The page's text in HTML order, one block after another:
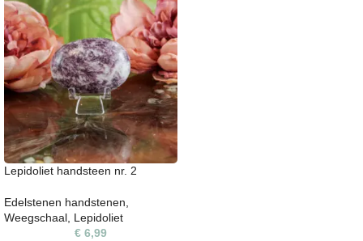
Lepidoliet handsteen nr. 2
Edelstenen handstenen
Weegschaal Lepidoliet
€ 6,99